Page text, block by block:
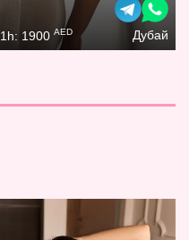
1h: 1900 AED Дубай